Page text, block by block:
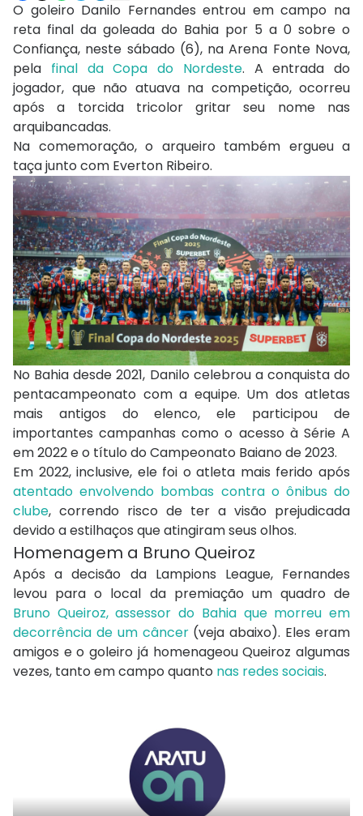
O goleiro Danilo Fernandes entrou em campo na
reta final da goleada do Bahia por 5 a 0 sobre o
Confiança, neste sábado (6), na Arena Fonte Nova,
pela final da Copa do Nordeste. A entrada do
jogador, que não atuava na competição, ocorreu
após a torcida tricolor gritar seu nome nas
arquibancadas.
Na comemoração, o arqueiro também ergueu a
taça junto com Everton Ribeiro.
No Bahia desde 2021, Danilo celebrou a conquista do
pentacampeonato com a equipe. Um dos atletas
mais antigos do elenco, ele participou de
importantes campanhas como o acesso à Série A
em 2022 e o título do Campeonato Baiano de 2023.
Em 2022, inclusive, ele foi o atleta mais ferido após
atentado envolvendo bombas contra o ônibus do
clube, correndo risco de ter a visão prejudicada
devido a estilhaços que atingiram seus olhos.
Homenagem a Bruno Queiroz
Após a decisão da Lampions League, Fernandes
levou para o local da premiação um quadro de
Bruno Queiroz, assessor do Bahia que morreu em
decorrência de um câncer(veja abaixo). Eles eram
amigos e o goleiro já homenageou Queiroz algumas
vezes, tanto em campo quanto nas redes sociais.